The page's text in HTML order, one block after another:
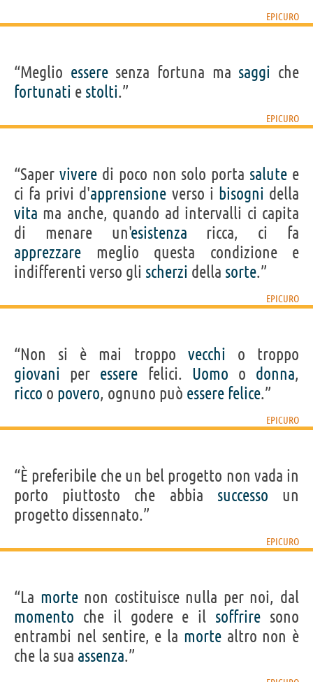
EPICURO
“Meglio esseresenza fortuna ma saggi che
fortunati e stolti.”
EPICURO
“Saper viveredi poco non solo porta salute e
ci fa privi d'apprensione verso i bisogni della
vita ma anche, quando ad intervalli ci capita
di menare un'esistenza ricca, ci fa
apprezzare meglio questa condizione e
indifferenti verso gli scherzi della sorte.”
EPICURO
“Non si è mai troppo vecchi o troppo
giovani per essere felici. Uomo o donna,
ricco o povero, ognuno può essere felice.”
EPICURO
“È preferibile che un bel progetto non vada in
porto piuttosto che abbia successo un
progetto dissennato.”
EPICURO
“La mortenon costituisce nulla per noi, dal
momento che il godere e il soffrire sono
entrambi nel sentire, e la mortealtro non è
che la sua assenza.”